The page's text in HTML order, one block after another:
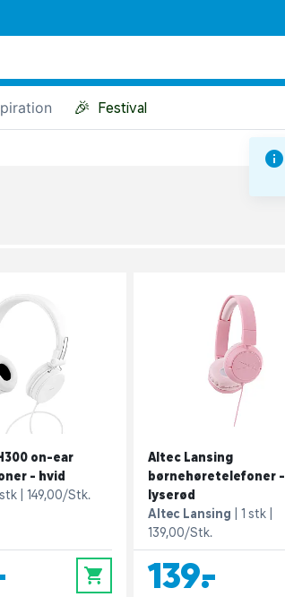
🎉 Festival
on-ear
- hvid
149,00/Stk.
0
Altec Lansing
børnehøretelefoner -
lyserød
Altec Lansing
1 stk
139,00/Stk.
139,-